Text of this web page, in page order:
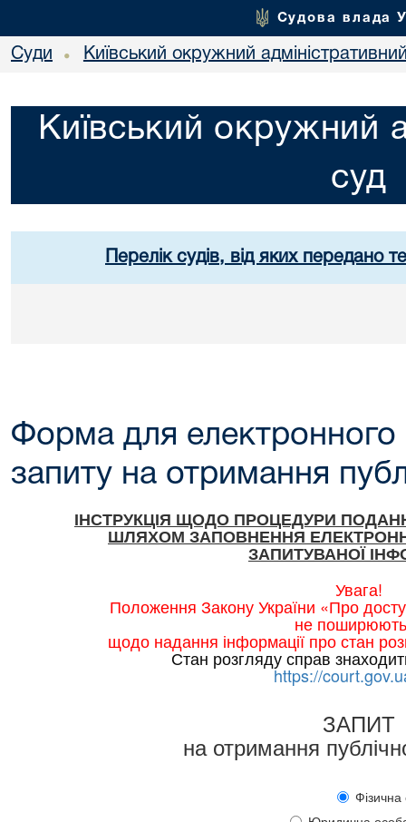
Судова влада
Суди • Київський окружний
Київський окружний
суд
Перелік судів, від яких передано
Форма для електронного
запиту на отримання